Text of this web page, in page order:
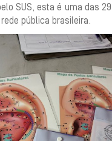
SUS, esta é uma das
pública brasileira.